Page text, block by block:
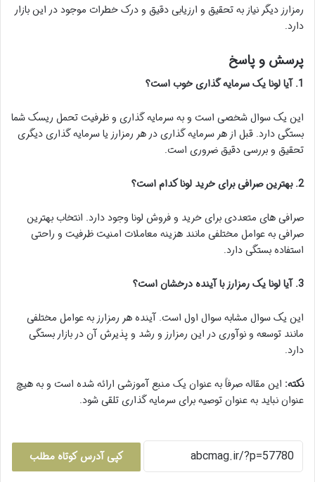
رمزارز دیگر نیاز به تحقیق و ارزیابی دقیق و درک خطرات موجود در این بازار
دارد.
پرسش و پاسخ
1. آیا لونا یک سرمایه گذاری خوب است؟
این یک سوال شخصی است و به سرمایه گذاری و ظرفیت تحمل ریسک شما
بستگی دارد. قبل از هر سرمایه گذاری در هر رمزارز یا سرمایه گذاری دیگری
تحقیق و بررسی دقیق ضروری است.
2. بهترین صرافی برای خرید لونا کدام است؟
صرافی های متعددی برای خرید و فروش لونا وجود دارد. انتخاب بهترین
صرافی به عوامل مختلفی مانند هزینه معاملات امنیت ظرفیت و راحتی
استفاده بستگی دارد.
3. آیا لونا یک رمزارز با آینده درخشان است؟
این یک سوال مشابه سوال اول است. آینده هر رمزارز به عوامل مختلفی
مانند توسعه و نوآوری در این رمزارز و رشد و پذیرش آن در بازار بستگی
دارد.
نکته: این مقاله صرفاً به عنوان یک منبع آموزشی ارائه شده است و به هیچ
عنوان نباید به عنوان توصیه برای سرمایه گذاری تلقی شود.
کپی آدرس کوتاه مطلب